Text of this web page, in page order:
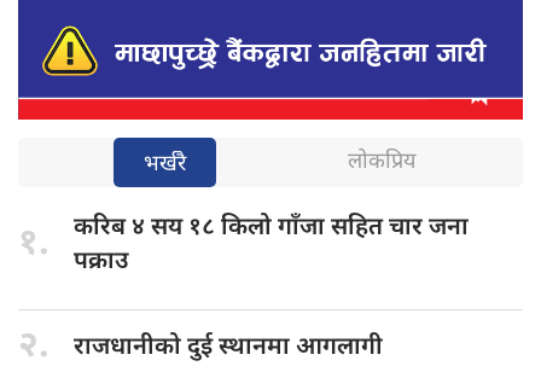
भर्खरै लोकप्रिय
१. करिब ४ सय १८ किलो गाँजा सहित चार जना
पक्राउ
२. राजधानीको दुईस्थानमा आगलागी